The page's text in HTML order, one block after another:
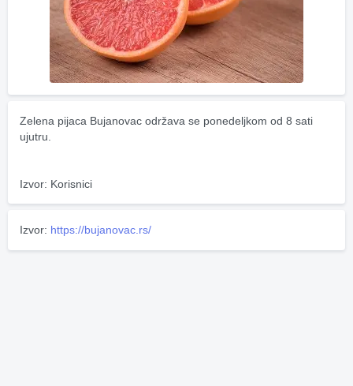
Zelena pijaca Bujanovac održava se ponedeljkom od 8 sati
ujutru.
Izvor: Korisnici
Izvor: https://bujanovac.rs/